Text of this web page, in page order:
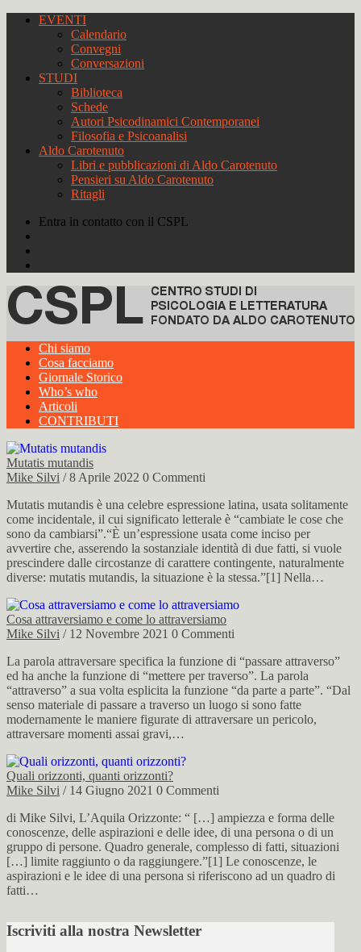
EVENTI
Calendario
Convegni
Conversazioni
STUDI
Biblioteca
Schede
Autori Psicodinamici Contemporanei
Filosofia e Psicoanalisi
Aldo Carotenuto
Libri e pubblicazioni di Aldo Carotenuto
Pensieri su Aldo Carotenuto
Ritagli
Entra in contatto con il CSPL
Chi siamo
Cosa facciamo
Giornale Storico
Who’s who
Articoli
CONTRIBUTI
Mutatis mutandis
Mike Silvi / 8 Aprile 2022 0 Commenti
Mutatis mutandis è una celebre espressione latina, usata solitamente
come incidentale, il cui significato letterale è “cambiate le cose che
sono da cambiarsi”.“È un’espressione usata come inciso per
avvertire che, asserendo la sostanziale identità di due fatti, si vuole
prescindere dalle circostanze di carattere contingente, naturalmente
diverse: mutatis mutandis, la situazione è la stessa.”[1] Nella…
Cosa attraversiamo e come lo attraversiamo
Mike Silvi / 12 Novembre 2021 0 Commenti
La parola attraversare specifica la funzione di “passare attraverso”
ed ha anche la funzione di “mettere per traverso”. La parola
“attraverso” a sua volta esplicita la funzione “da parte a parte”. “Dal
senso materiale di passare a traverso un luogo si sono fatte
modernamente le maniere figurate di attraversare un pericolo,
attraversare momenti assai gravi,…
Quali orizzonti, quanti orizzonti?
Mike Silvi / 14 Giugno 2021 0 Commenti
di Mike Silvi, L’Aquila Orizzonte: “ […] ampiezza e forma delle
conoscenze, delle aspirazioni e delle idee, di una persona o di un
gruppo di persone. Quadro generale, complesso di fatti, situazioni
[…] limite raggiunto o da raggiungere.”[1] Le conoscenze, le
aspirazioni e le idee di una persona si riferiscono ad un quadro di
fatti…
Iscriviti alla nostra Newsletter